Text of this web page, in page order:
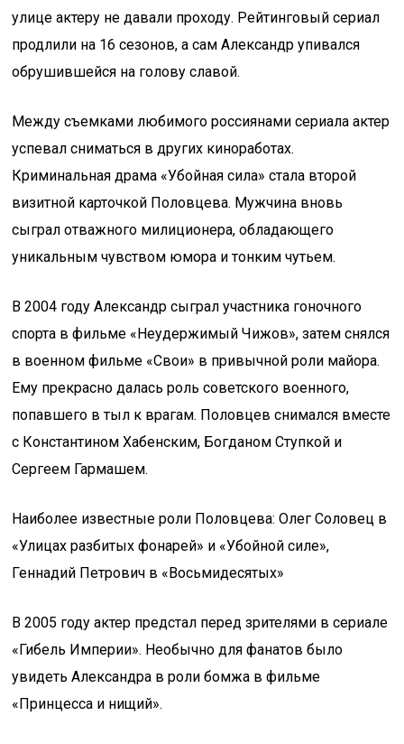
улице актеру не давали проходу. Рейтинговый сериал
продлили на 16 сезонов, а сам Александр упивался
обрушившейся на голову славой.
Между съемками любимого россиянами сериала актер
успевал сниматься в других киноработах.
Криминальная драма «Убойная сила» стала второй
визитной карточкой Половцева. Мужчина вновь
сыграл отважного милиционера, обладающего
уникальным чувством юмора и тонким чутьем.
В 2004 году Александр сыграл участника гоночного
спорта в фильме «Неудержимый Чижов», затем снялся
в военном фильме «Свои» в привычной роли майора.
Ему прекрасно далась роль советского военного,
попавшего в тыл к врагам. Половцев снимался вместе
с Константином Хабенским, Богданом Ступкой и
Сергеем Гармашем.
Наиболее известные роли Половцева: Олег Соловец в
«Улицах разбитых фонарей» и «Убойной силе»,
Геннадий Петрович в «Восьмидесятых»
В 2005 году актер предстал перед зрителями в сериале
«Гибель Империи». Необычно для фанатов было
увидеть Александра в роли бомжа в фильме
«Принцесса и нищий».